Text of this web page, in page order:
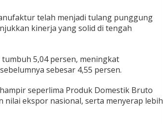
telah menjadi tulang punggung
kinerja yang solid di tengah
5,04 persen, meningkat
sebesar 4,55 persen.
seperlima Produk Domestik Bruto
nilai ekspor nasional, serta menyerap lebih